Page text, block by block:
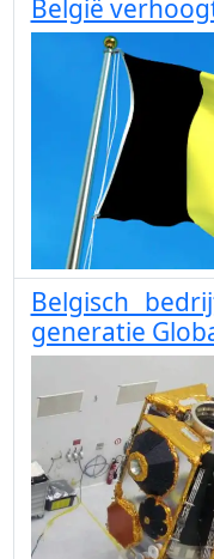
België
Belgisch
generatie